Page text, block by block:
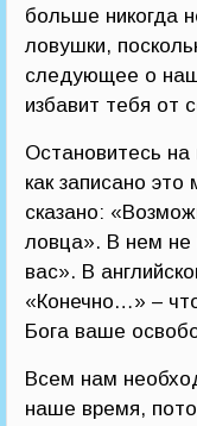
больше никогда
ловушки,
следующее о
избавит тебя от
Остановитесь
как записано
сказано:
ловца». В нем не
вас». В
«Конечно…» –
Бога ваше
Всем нам
наше время,